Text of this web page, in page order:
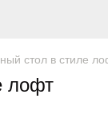
стол в стиле
лофт